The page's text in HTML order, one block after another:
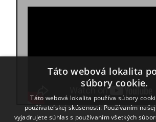
Táto webová lokalita
súbory cookie.
Táto webová lokalita používa súbory
používateľskej skúsenosti. Používaním
vyjadrujete súhlas s používaním všetkých